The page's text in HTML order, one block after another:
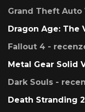
Grand Theft Auto
Dragon Age: The
Fallout 4 -
Metal Gear Solid
Dark Souls -
Death Stranding